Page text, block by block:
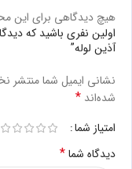
هیچ دیدگاهی برای این
اولین نفری باشید که
آذین لوله”
نشانی ایمیل شما منتشر
شده‌اند *
امتیاز شما
دیدگاه شما*